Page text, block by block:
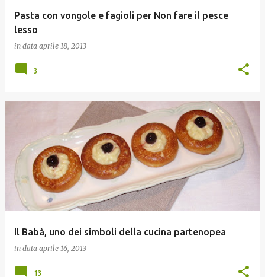
Pasta con vongole e fagioli per Non fare il pesce
lesso
in data aprile 18, 2013
3
Il Babà, uno dei simboli della cucina partenopea
in data aprile 16, 2013
13